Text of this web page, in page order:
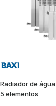
Radiador de
5 elementos